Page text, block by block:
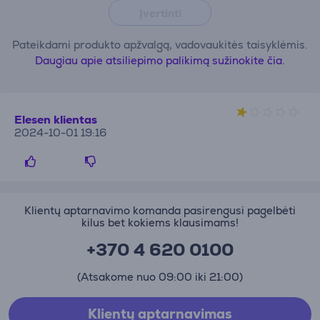
Pateikdami produkto apžvalgą, vadovaukitės taisyklėmis.
Daugiau apie atsiliepimo palikimą sužinokite čia.
Elesen klientas
2024-10-01 19:16
Klientų aptarnavimo komanda pasirengusi pagelbėti
kilus bet kokiems klausimams!
+370 4 620 0100
(Atsakome nuo 09:00 iki 21:00)
Klientų aptarnavimas